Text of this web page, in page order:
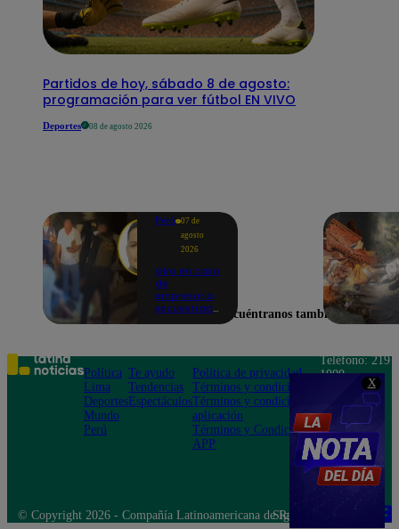
X
Partidos de hoy, sábado 8 de agosto:
programación para ver fútbol EN VIVO
Deportes 08 de agosto 2026
Perú 07 de
agosto
2026
Giro en caso
de
empresario
secuestrado
cuentas
Encuéntranos también en
Política
Lima
Deportes
Mundo
Perú
Te ayudo
Tendencias
Espectáculos
Política de privacidad
Términos y condiciones
Términos y condiciones
aplicación
Términos y Condiciones
APP
Teléfono: 219
1000
Felipe 968
Jesús María
© Copyright 2026 - Compañía Latinoamericana de Radio Difusión S.A.
Síguenos